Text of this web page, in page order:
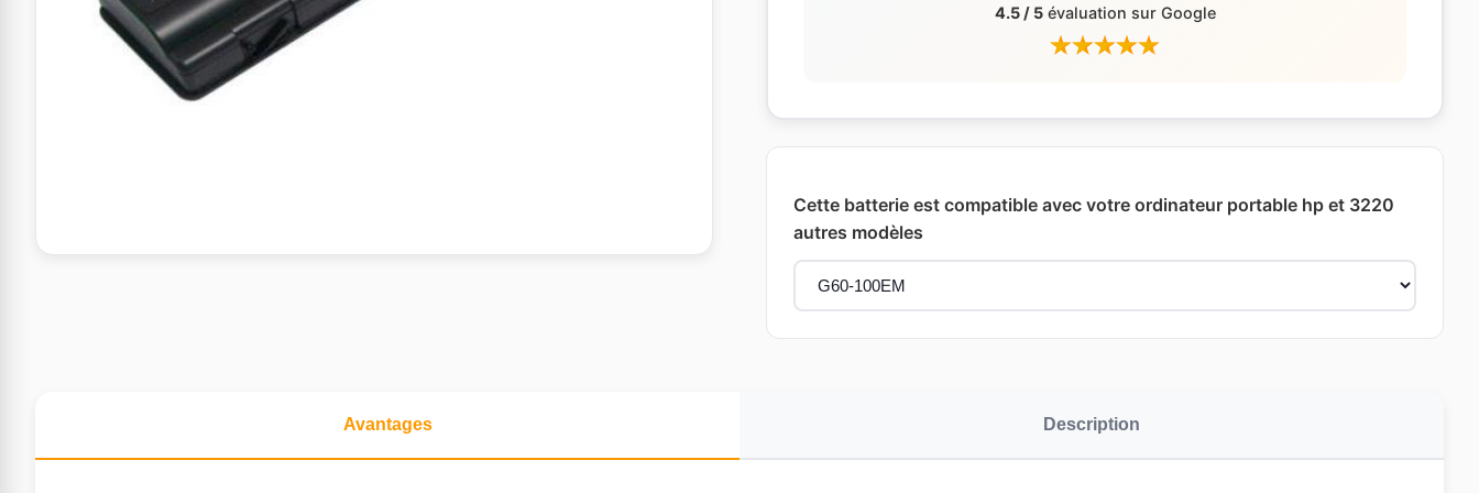
4.5 / 5évaluation sur Google
Cette batterie est compatible avec votre ordinateur portable hp et 3220
autres modèles
Avantages Description